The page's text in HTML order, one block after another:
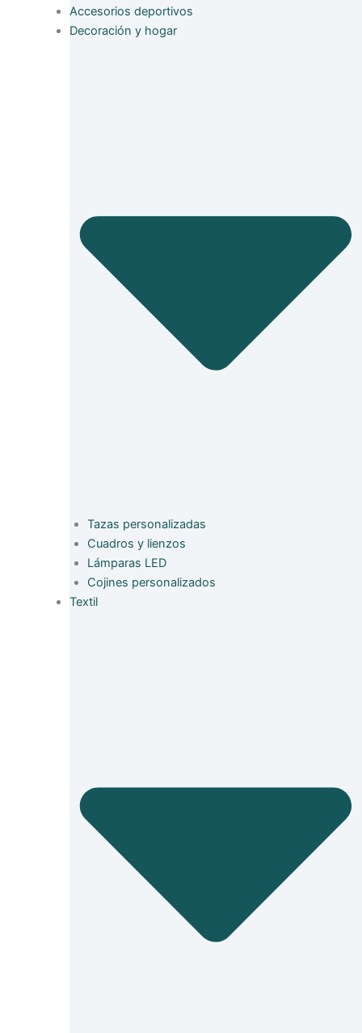
Accesorios deportivos
Decoración y hogar
Tazas personalizadas
Cuadros y lienzos
Lámparas LED
Cojines personalizados
Textil